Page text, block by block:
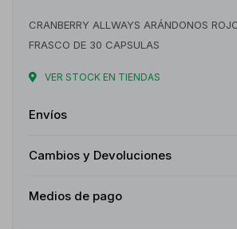
CRANBERRY ALLWAYS ARÁNDONOS
FRASCO DE 30 CAPSULAS
VER STOCK EN TIENDAS
Envíos
Cambios y Devoluciones
Medios de pago